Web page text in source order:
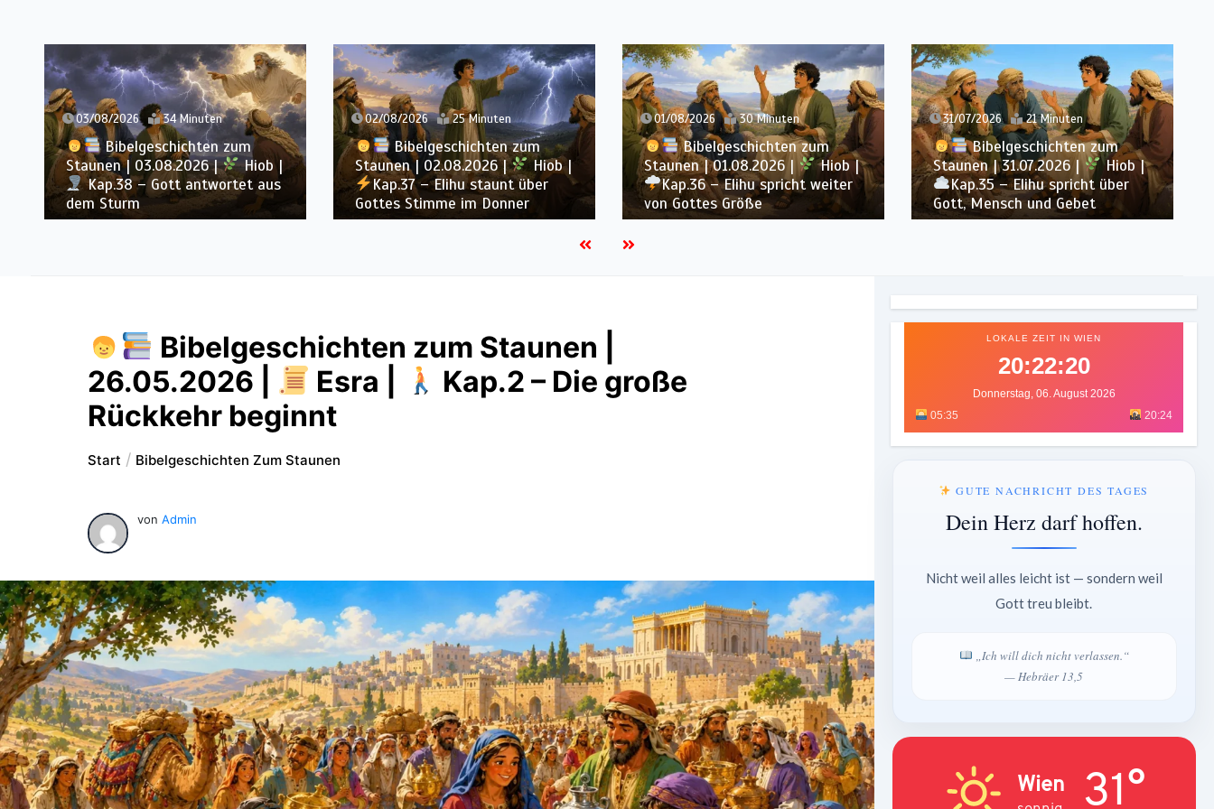
03/08/2026 34 Minuten
Bibelgeschichten zum
Staunen | 03.08.2026 |
Hiob |
Kap.38 – Gott antwortet aus
dem Sturm
02/08/2026 25 Minuten
Bibelgeschichten zum
Staunen | 02.08.2026 |
Hiob |
Kap.37 – Elihu staunt über
Gottes Stimme im Donner
01/08/2026 30 Minuten
Bibelgeschichten zum
Staunen | 01.08.2026 |
Hiob |
Kap.36 – Elihu spricht weiter
von Gottes Größe
31/07/2026 21 Minuten
Bibelgeschichten zum
Staunen | 31.07.2026 |
Hiob |
Kap.35 – Elihu spricht über
Gott, Mensch und Gebet
Bibelgeschichten zum Staunen |
26.05.2026 |
Esra |
Kap.2 – Die große
Rückkehr beginnt
Start Bibelgeschichten Zum Staunen
von Admin
LOKALE ZEIT IN WIEN
20:22:22
Donnerstag, 06. August 2026
05:35
20:24
GUTE NACHRICHT DES TAGES
Dein Herz darf hoffen.
Nicht weil alles leicht ist — sondern weil
Gott treu bleibt.
„Ich will dich nicht verlassen.“
— Hebräer 13,5
Wien 31°